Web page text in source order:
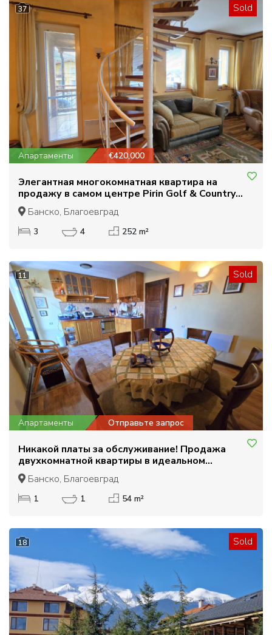
37 Sold
Апартаменты €420,000
Элегантная многокомнатная квартира на
продажу в самом центре Pirin Golf & Country
Club: роскошь и совершенство
Банско, Благоевград
3 4 252 m²
11 Sold
Апартаменты Отправьте запрос
Никакой платы за обслуживание! Продажа
двухкомнатной квартиры в идеальном
центре, Банско
Банско, Благоевград
1 1 54 m²
18 Sold